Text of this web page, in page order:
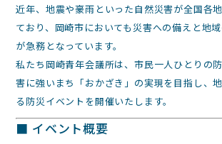
近年、地震や豪雨といった自然災害が全国各
ており、岡崎市においても災害への備えと地
が急務となっています。
私たち岡崎青年会議所は、市民一人ひとりの
害に強いまち「おかざき」の実現を目指し、
る防災イベントを開催いたします。
■ イベント概要